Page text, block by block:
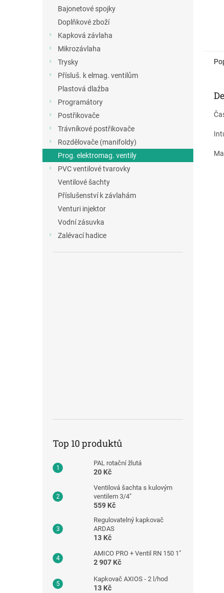
Bajonetové spojky
Doplňkové zboží
Kapková závlaha
Mikrozávlaha
Trysky
Přísluš. k elmag. ventilům
Plastová dlažba
Programátory
Postřikovače
Trávníkové postřikovače
Rozdělovače (manifoldy)
Prog. elektromag. ventily
PVC ventilové tvarovky
Ventilové šachty
Příslušenství k závlahám
Venturi injektor
Vodní zásuvka
Zalévací hadice
Top 10 produktů
PAL rotační žlutá
20 Kč
Ventilová šachta s kulovým
ventilem 3/4"
559 Kč
Regulovatelný kapkovač
ARDAS
13 Kč
AMICO PRO + Ventil RN 150 1"
2 907 Kč
Kapkovač AXIOS - 2 l/hod
13 Kč